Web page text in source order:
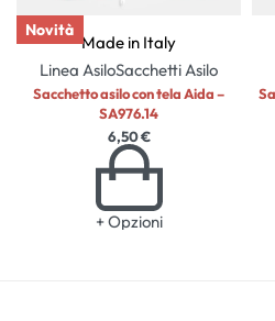
Novità
Made in Italy
Linea AsiloSacchetti Asilo
Sacchetto asilo con tela Aida –
SA976.14
6,50€
+ Opzioni